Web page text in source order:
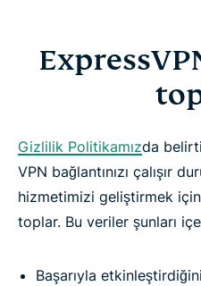
Gizlilik Politikamızda
VPN bağlantınızı çalışır
hizmetimizi geliştirmek
toplar. Bu veriler şunları
Başarıyla